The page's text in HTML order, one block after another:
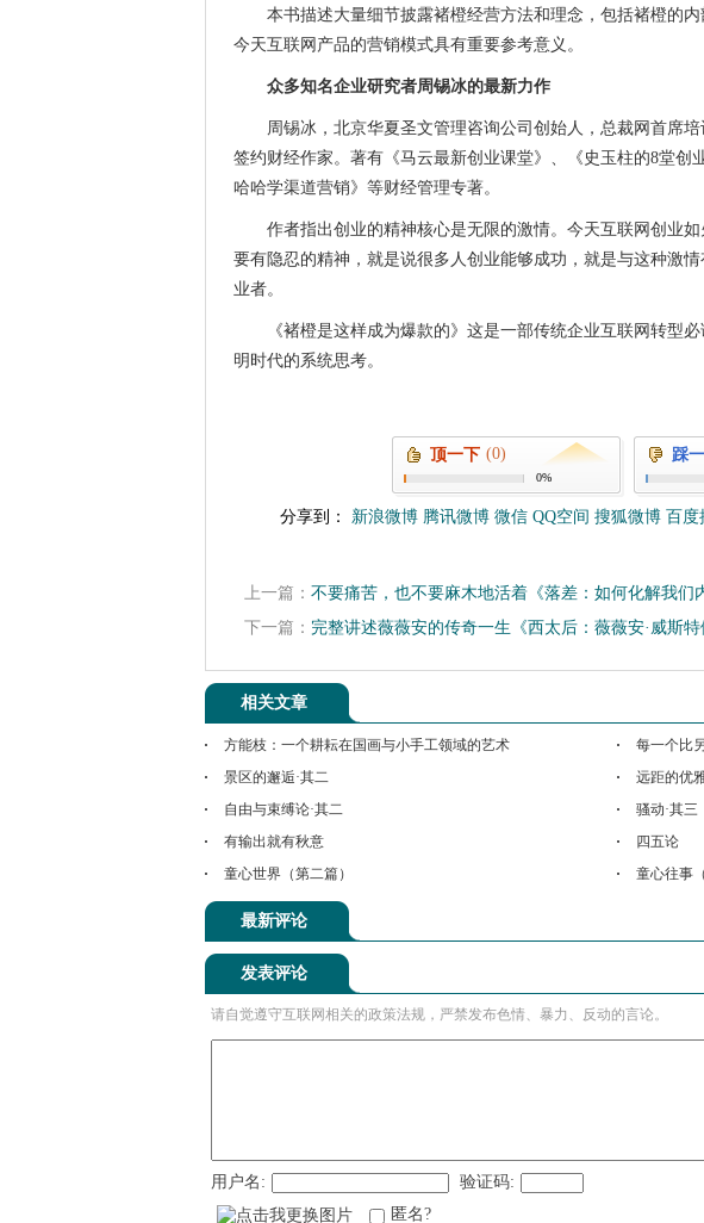
本书描述大量细节披露褚橙经营方法和理念，包括褚橙的
今天互联网产品的营销模式具有重要参考意义。
众多知名企业研究者周锡冰的最新力作
周锡冰，北京华夏圣文管理咨询公司创始人，总裁网首席
签约财经作家。著有《马云最新创业课堂》、《史玉柱的8堂创
哈哈学渠道营销》等财经管理专著。
作者指出创业的精神核心是无限的激情。今天互联网创业
要有隐忍的精神，就是说很多人创业能够成功，就是与这种激
业者。
《褚橙是这样成为爆款的》这是一部传统企业互联网转型
明时代的系统思考。
顶一下 (0)
0%
踩
分享到： 新浪微博 腾讯微博 微信 QQ空间 搜狐微博 百度
上一篇： 不要痛苦，也不要麻木地活着《落差：如何化解我们
下一篇： 完整讲述薇薇安的传奇一生《西太后：薇薇安·威斯特
相关文章
方能枝：一个耕耘在国画与小手工领域的艺术
每一个比
景区的邂逅·其二
远距的优
自由与束缚论·其二
骚动·其三
有输出就有秋意
四五论
童心世界（第二篇）
童心往事
最新评论
发表评论
请自觉遵守互联网相关的政策法规，严禁发布色情、暴力、反动的言论。
用户名:
验证码:
匿名?